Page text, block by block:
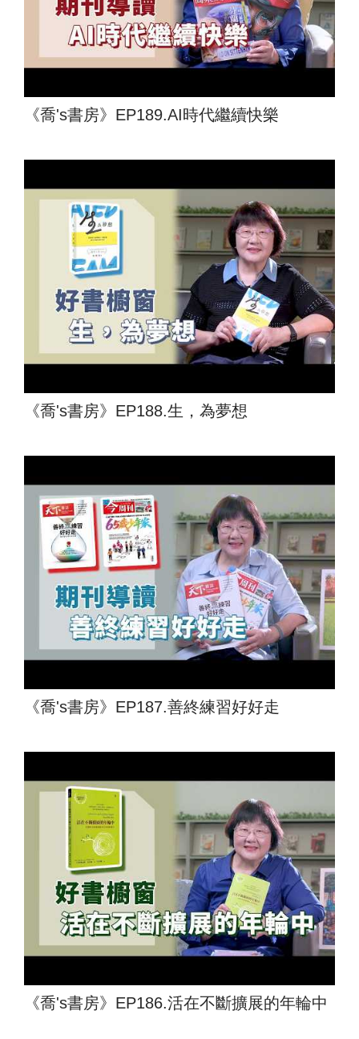
《喬's書房》EP189.AI時代繼續快樂
《喬's書房》EP188.生，為夢想
《喬's書房》EP187.善終練習好好走
《喬's書房》EP186.活在不斷擴展的年輪中